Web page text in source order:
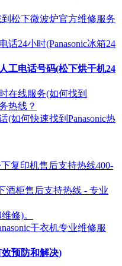
松下微波炉官方维修服务
话24小时(Panasonic冰箱24
工电话号码(松下烘干机24
在线服务(如何找到
热线？
(如何快速找到Panasonic热
复印机售后支持热线400-
酒柜售后支持热线 - 专业
修)。
干衣机专业维修服
预防和解决)